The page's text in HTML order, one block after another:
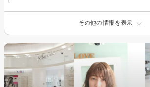
その他の情報を表示